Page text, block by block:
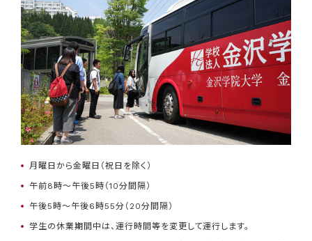
月曜日から金曜日（祝日を除く）
午前8時～午後5時（10分間隔）
午後5時～午後6時55分（20分間隔）
学生の休業期間中は、運行時間等を変更して運行します。